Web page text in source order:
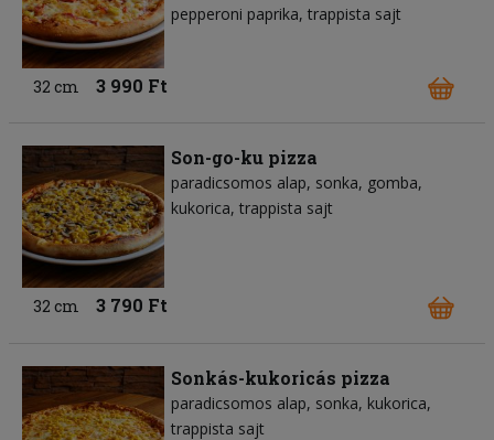
pepperoni paprika trappista sajt
32 cm 3 990 Ft
Son-go-ku pizza
paradicsomos alap sonka gomba
kukorica trappista sajt
32 cm 3 790 Ft
Sonkás-kukoricás pizza
paradicsomos alap sonka kukorica
trappista sajt